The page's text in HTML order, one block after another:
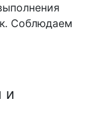
Соблюдаем
и